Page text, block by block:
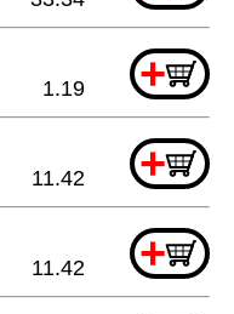
+
1.19
+
11.42
+
11.42